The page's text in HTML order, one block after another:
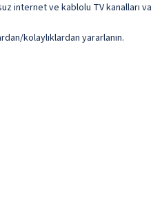
ve kablolu TV kanalları
kolaylıklardan yararlanın.